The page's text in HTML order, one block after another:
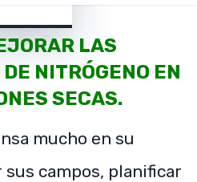
LAS
NITRÓGENO EN
SECAS.
mucho en su
campos, planificar